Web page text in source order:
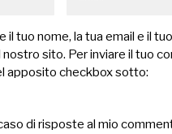
il tuo nome, la tua email e il
sito. Per inviare il tuo
apposito checkbox sotto:
di risposte al mio